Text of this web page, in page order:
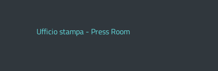
Ufficio stampa - Press Room